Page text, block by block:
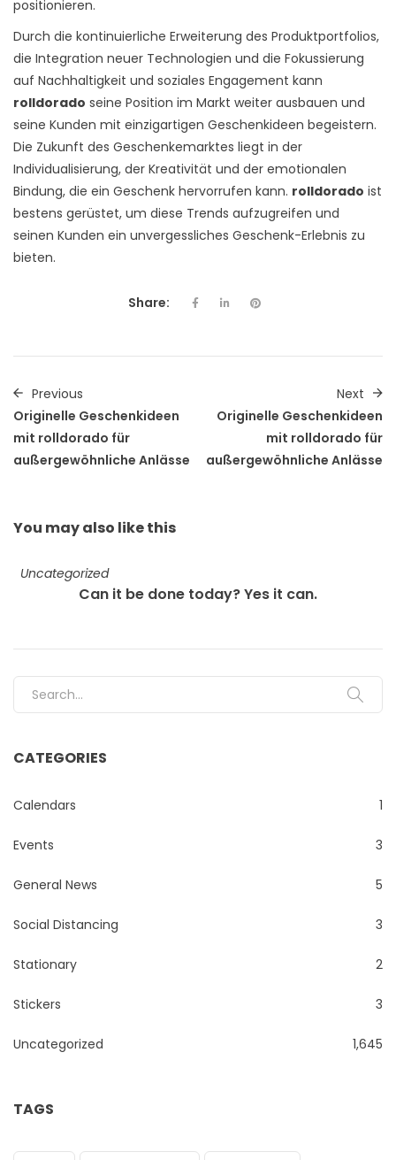
positionieren.
Durch die kontinuierliche Erweiterung des Produktportfolios,
die Integration neuer Technologien und die Fokussierung
auf Nachhaltigkeit und soziales Engagement kann
rolldorado seine Position im Markt weiter ausbauen und
seine Kunden mit einzigartigen Geschenkideen begeistern.
Die Zukunft des Geschenkemarktes liegt in der
Individualisierung, der Kreativität und der emotionalen
Bindung, die ein Geschenk hervorrufen kann. rolldorado ist
bestens gerüstet, um diese Trends aufzugreifen und
seinen Kunden ein unvergessliches Geschenk-Erlebnis zu
bieten.
Share:
Previous
Originelle Geschenkideen
mit rolldorado für
außergewöhnliche Anlässe
Next
Originelle Geschenkideen
mit rolldorado für
außergewöhnliche Anlässe
You may also like this
Uncategorized
Can it be done today? Yes it can.
Search for:
CATEGORIES
Calendars 1
Events 3
General News 5
Social Distancing 3
Stationary 2
Stickers 3
Uncategorized 1,645
TAGS